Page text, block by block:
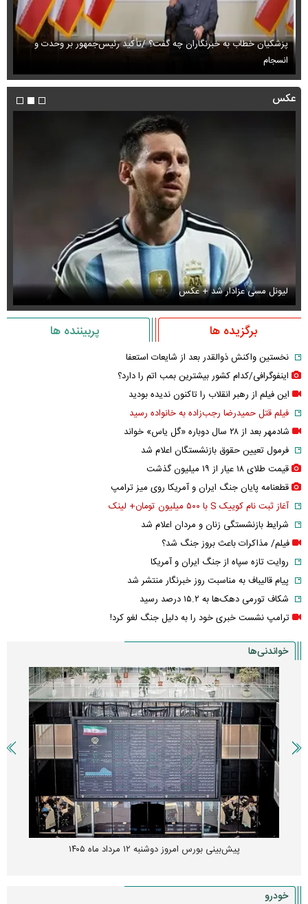
پزشکیان خطاب به خبرنگاران چه گفت؟ /تأکید رئیس‌جمهور بر وحدت و
انسجام
عکس
لیونل مسی عزادار شد + عکس
برگزیده ها پربیننده ها
نخستین واکنش ذوالقدر بعد از شایعات استعفا
اینفوگرافی/کدام کشور بیشترین بمب اتم را دارد؟
این فیلم از رهبر انقلاب را تاکنون ندیده بودید
فیلم قتل حمیدرضا رجب‌زاده به خانواده رسید
شادمهر بعد از ۲۸ سال دوباره «گل یاس» خواند
فرمول تعیین حقوق بازنشستگان اعلام شد
قیمت طلای ۱۸ عیار از ۱۹ میلیون گذشت
قطعنامه پایان جنگ ایران و آمریکا روی میز ترامپ
آغاز ثبت نام کوییک S با ۵۰۰ میلیون تومان+ لینک
شرایط بازنشستگی زنان و مردان اعلام شد
فیلم/ مذاکرات باعث بروز جنگ شد؟
روایت تازه سپاه از جنگ ایران و آمریکا
پیام قالیباف به مناسبت روز خبرنگار منتشر شد
شکاف تورمی دهک‌ها به ۱۵.۲ درصد رسید
ترامپ نشست خبری خود را به دلیل جنگ لغو کرد!
خواندنی‌ها
پیش‌بینی بورس امروز دوشنبه ۱۲ مرداد ماه ۱۴۰۵
خودرو